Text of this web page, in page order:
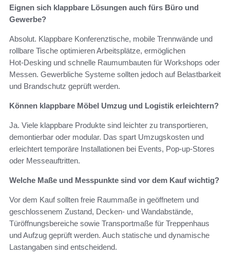
Eignen sich klappbare Lösungen auch fürs Büro und
Gewerbe?
Absolut. Klappbare Konferenztische, mobile Trennwände und
rollbare Tische optimieren Arbeitsplätze, ermöglichen
Hot‑Desking und schnelle Raumumbauten für Workshops oder
Messen. Gewerbliche Systeme sollten jedoch auf Belastbarkeit
und Brandschutz geprüft werden.
Können klappbare Möbel Umzug und Logistik erleichtern?
Ja. Viele klappbare Produkte sind leichter zu transportieren,
demontierbar oder modular. Das spart Umzugskosten und
erleichtert temporäre Installationen bei Events, Pop‑up‑Stores
oder Messeauftritten.
Welche Maße und Messpunkte sind vor dem Kauf wichtig?
Vor dem Kauf sollten freie Raummaße in geöffnetem und
geschlossenem Zustand, Decken‑ und Wandabstände,
Türöffnungsbereiche sowie Transportmaße für Treppenhaus
und Aufzug geprüft werden. Auch statische und dynamische
Lastangaben sind entscheidend.